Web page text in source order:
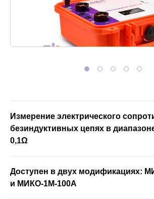
АКЦИИ
ОБУЧЕНИЕ
Измерение электрического
безиндуктивных цепях в
0,1Ω
Доступен в двух модификациях:
и МИКО-1М-100А